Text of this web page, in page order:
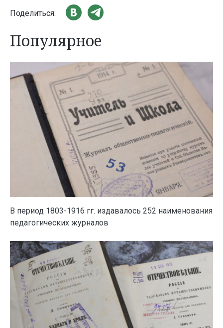
Поделиться:
Популярное
В период 1803-1916 гг. издавалось 252 наименования
педагогических журналов